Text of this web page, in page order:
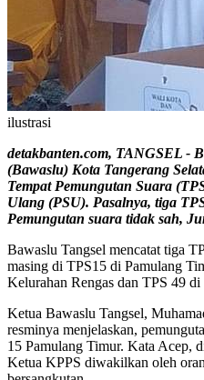
ilustrasi
detakbanten.com, TANGSEL -
(Bawaslu) Kota Tangerang
Tempat Pemungutan Suara
Ulang (PSU). Pasalnya, tiga
Pemungutan suara tidak sah,
Bawaslu Tangsel mencatat tiga
masing di TPS15 di Pamulang
Kelurahan Rengas dan TPS 49
Ketua Bawaslu Tangsel,
resminya menjelaskan,
15 Pamulang Timur. Kata Acep,
Ketua KPPS diwakilkan oleh